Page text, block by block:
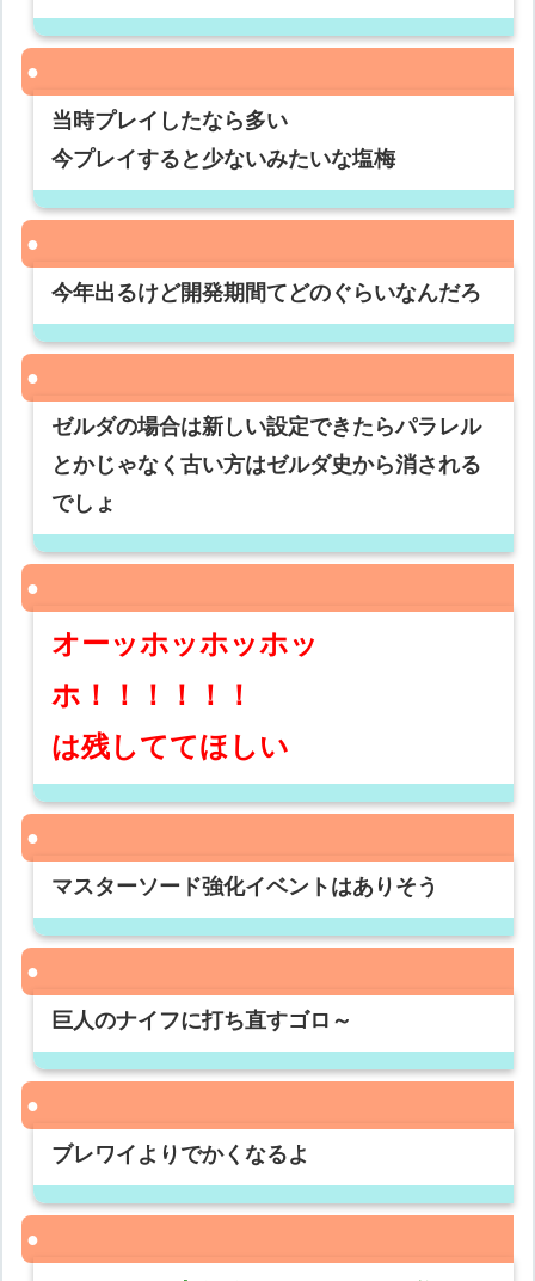
当時プレイしたなら多い
今プレイすると少ないみたいな塩梅
今年出るけど開発期間てどのぐらいなんだろ
ゼルダの場合は新しい設定できたらパラレル
とかじゃなく古い方はゼルダ史から消される
でしょ
オーッホッホッホッ
ホ！！！！！！
は残しててほしい
マスターソード強化イベントはありそう
巨人のナイフに打ち直すゴロ～
ブレワイよりでかくなるよ